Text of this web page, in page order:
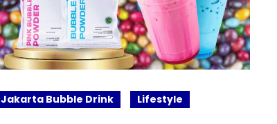
Jakarta Bubble Drink Lifestyle